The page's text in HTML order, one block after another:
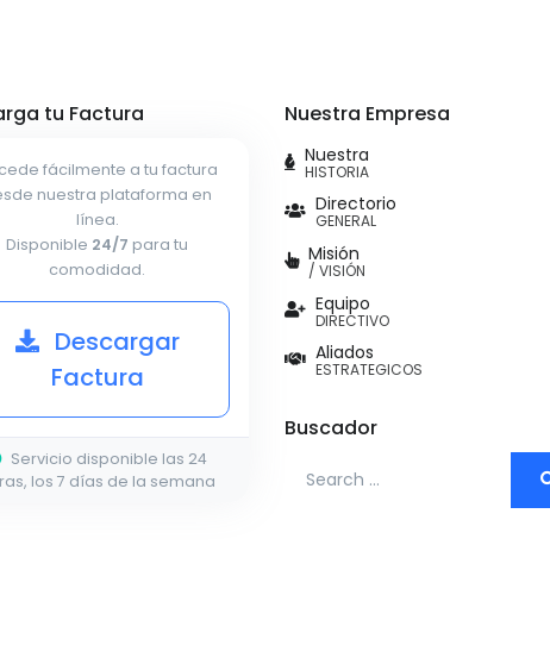
tu Factura
fácilmente a tu factura
nuestra plataforma en
línea.
Disponible 24/7 para tu
comodidad.
Descargar
Factura
Servicio disponible las 24
los 7 días de la semana
Nuestra Empresa
Nuestra
HISTORIA
Directorio
GENERAL
Misión
/ VISIÓN
Equipo
DIRECTIVO
Aliados
ESTRATEGICOS
Buscador